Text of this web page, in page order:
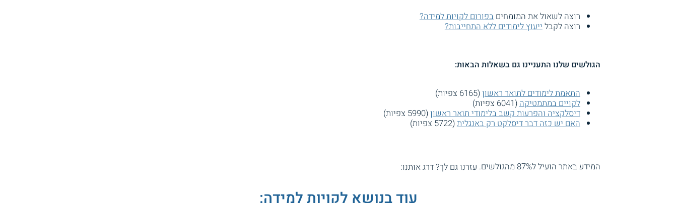
רוצה לשאול את המומחיםבפורום לקויות למידה?
רוצה לקבל ייעוץ לימודים ללא התחייבות?
הגולשים שלנו התעניינו גם בשאלות הבאות:
התאמת לימודים לתואר ראשון(6165 צפיות)
לקויים במתמטיקה (6041 צפיות)
דיסלקציה והפרעות קשב בלימודי תואר ראשון(5990 צפיות)
האם יש כזה דבר דיסלקט רק באנגלית(5722 צפיות)
המידע באתר הועיל ל87% מהגולשים. עזרנו גם לך? דרג אותנו:
עוד בנושא לקויות למידה: